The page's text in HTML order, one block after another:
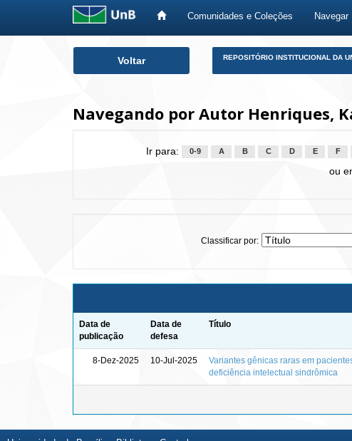
Comunidades e Coleções Navegar
Voltar REPOSITÓRIO INSTITUCIONAL DA
Navegando por Autor Henriques,
Ir para: 0-9 A B C D E F
ou
Classificar por:
Data de
publicação
Data de
defesa
Título
8-Dez-2025 10-Jul-2025
Variantes gênicas raras em
deficiência intelectual sindrômica